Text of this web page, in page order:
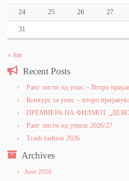
24 25 26 27
31
« Jun
Recent Posts
Ранг листи од упис – Второ
Конкурс за упис – второ
ПРЕМИЕРА НА ФИЛМОТ
Ранг листи од уписи 2026/27
Trash fashion 2026
Archives
June 2026